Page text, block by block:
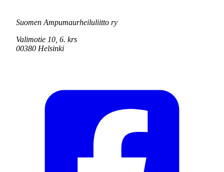
Suomen Ampumaurheiluliitto ry
Valimotie 10, 6. krs
00380 Helsinki